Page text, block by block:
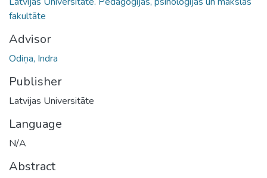
fakultāte
Advisor
Odiņa, Indra
Publisher
Latvijas Universitāte
Language
N/A
Abstract